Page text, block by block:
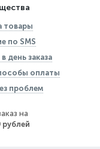
товары
по SMS
день заказа
оплаты
проблем
на
рублей